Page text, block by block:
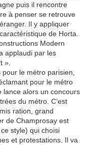
puis il rencontre
à penser se retrouve
Il y appliquer
de Horta.
Modern
applaudi par les
».
le métro parisien,
pour le métro
lance alors un concours
du métro. C’est
ration, grand
de Champrosay est
style) qui choisi
et protestations. Il va